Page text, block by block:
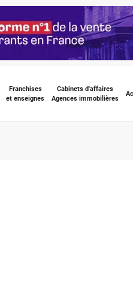
Franchises
et enseignes
Cabinets d'affaires
Agences immobilières